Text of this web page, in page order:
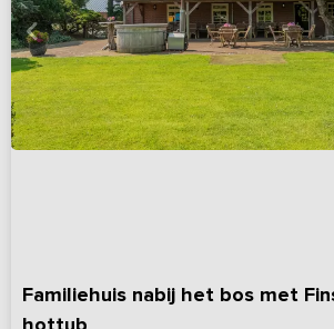
Familiehuis nabij het bos met